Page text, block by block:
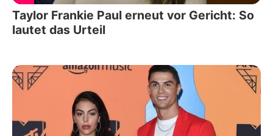
Taylor Frankie Paul erneut vor Gericht: So
lautet das Urteil